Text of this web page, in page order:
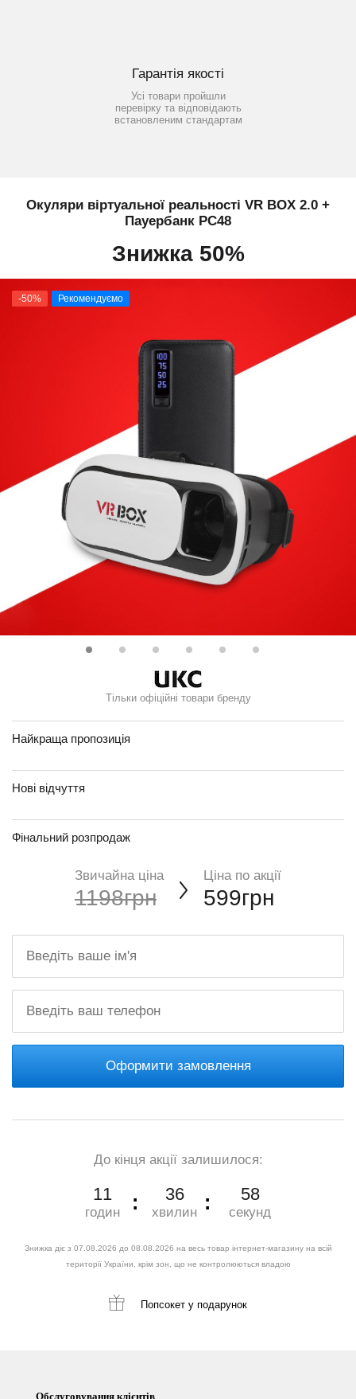
Гарантія якості
Усі товари пройшли
перевірку та відповідають
встановленим стандартам
Окуляри віртуальної реальності VR BOX 2.0 +
Пауербанк PC48
Знижка 50%
-50% Рекомендуємо
Тільки офіційні товари бренду
Найкраща пропозиція
Нові відчуття
Фінальний розпродаж
Звичайна ціна
1198грн
Ціна по акції
599грн
Оформити замовлення
До кінця акції залишилося:
11
годин
36
хвилин
57
секунд
Знижка діє з 07.08.2026 до 08.08.2026 на весь товар інтернет-магазину на всій
території України, крім зон, що не контролюються владою
Попсокет у подарунок
Обслуговування клієнтів